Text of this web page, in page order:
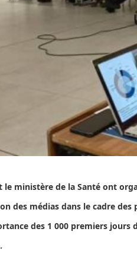
le ministère de la Santé ont
des médias dans le cadre
des 1 000 premiers jours